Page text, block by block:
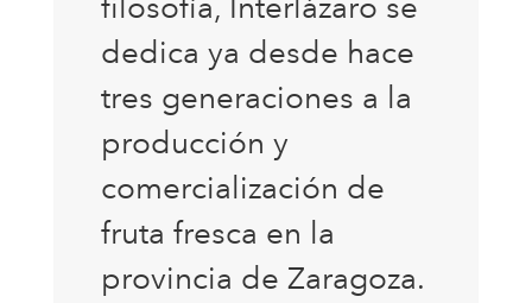
dedica ya desde hace
tres generaciones a la
producción y
comercialización de
fruta fresca en la
provincia de Zaragoza.